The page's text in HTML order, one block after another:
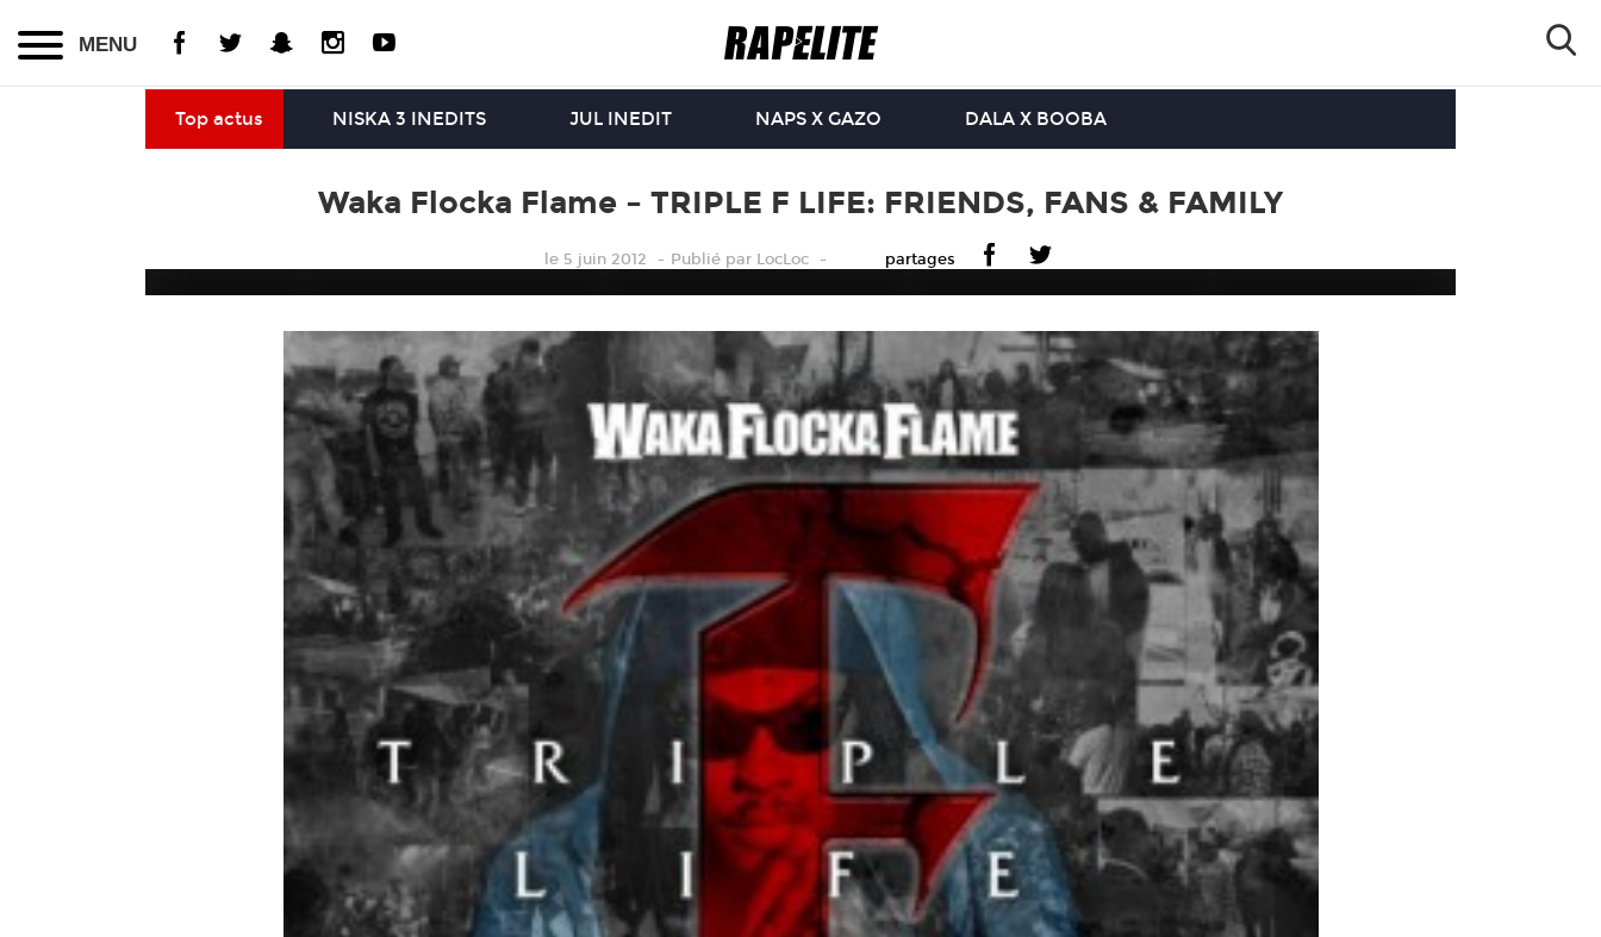
MENU
Top actus NISKA 3 INEDITS JUL INEDIT NAPS X GAZO DALA X BOOBA
Waka Flocka Flame – TRIPLE F LIFE: FRIENDS, FANS & FAMILY
le 5 juin 2012 Publiépar LocLoc partages